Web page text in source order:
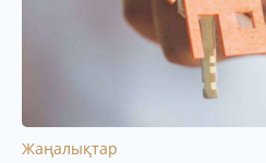
Жаңалықтар